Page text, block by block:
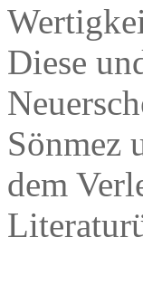
Diese
Sönmez
dem